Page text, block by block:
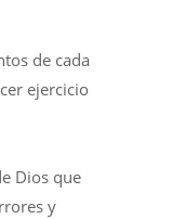
de cada
ejercicio
Dios que
y